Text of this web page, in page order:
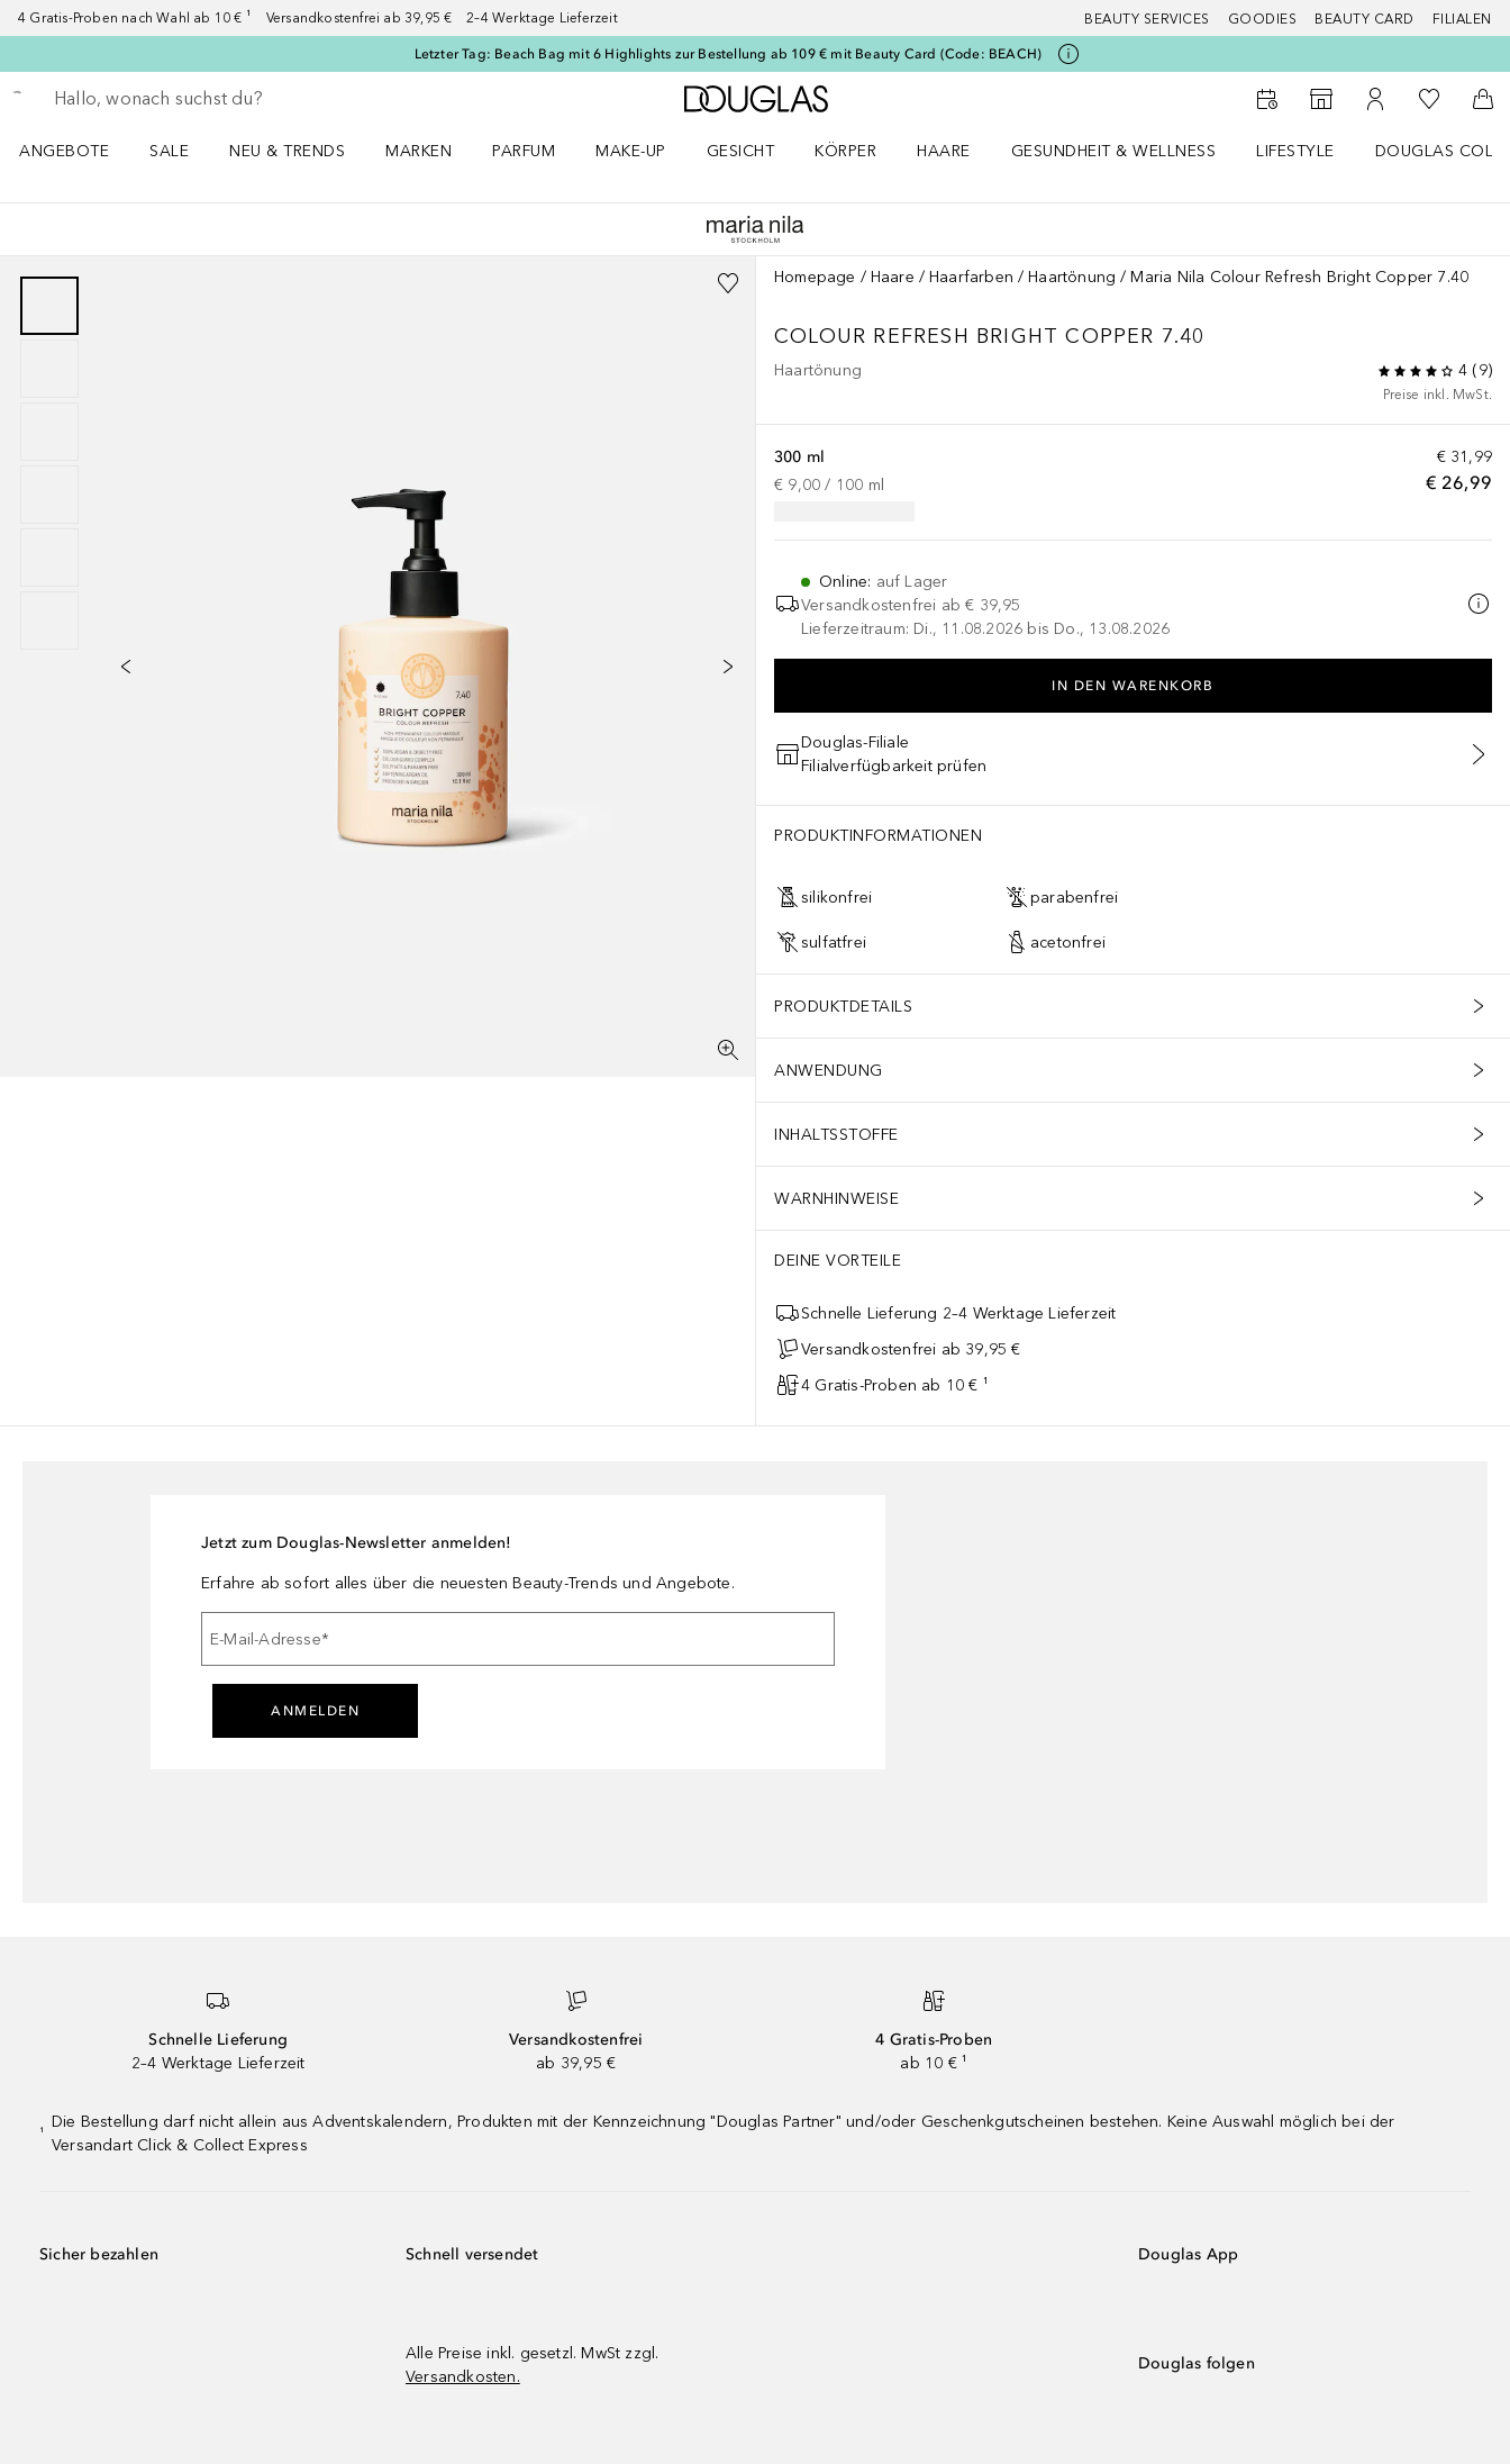
4 Gratis-Proben nach Wahl ab 10 € ¹ Versandkostenfrei ab 39,95 € 2–4 Werktage Lieferzeit BEAUTY SERVICES GOODIES BEAUTY CARD FILIALEN
Letzter Tag: Beach Bag mit 6 Highlights zur Bestellung ab 109 € mit Beauty Card (Code: BEACH)
Gehe zurück
Suche ausführen
Zur Douglas Startseite
Zum Storefinder
Zu Meinem
Zu Meiner
ANGEBOTE
SALE
NEU & TRENDS
MARKEN
PARFUM
MAKE-UP
GESICHT
KÖRPER
HAARE
GESUNDHEIT & WELLNESS
LIFESTYLE
DOUGLAS
Homepage Haare Haarfarben Haartönung Maria Nila Colour Refresh Bright Copper 7.40
COLOUR REFRESH BRIGHT COPPER 7.40
Haartönung 4 (9)
Preise inkl. MwSt.
€ 31,99
€ 26,99
300 ml
€ 9,00 / 100 ml
Online: auf Lager
Versandkostenfrei ab € 39,95
Lieferzeitraum: Di., 11.08.2026 bis Do., 13.08.2026
IN DEN WARENKORB
Douglas-Filiale
Filialverfügbarkeit prüfen
PRODUKTINFORMATIONEN
silikonfrei parabenfrei
sulfatfrei acetonfrei
PRODUKTDETAILS
ANWENDUNG
INHALTSSTOFFE
WARNHINWEISE
DEINE VORTEILE
Schnelle Lieferung 2–4 Werktage Lieferzeit
Versandkostenfrei ab 39,95 €
4 Gratis-Proben ab 10 € ¹
Jetzt zum Douglas-Newsletter anmelden!
Erfahre ab sofort alles über die neuesten Beauty-Trends und Angebote.
E-Mail-Adresse*
ANMELDEN
Schnelle Lieferung
2–4 Werktage Lieferzeit
Versandkostenfrei
ab 39,95 €
4 Gratis-Proben
ab 10 € ¹
¹
Die Bestellung darf nicht allein aus Adventskalendern, Produkten mit der Kennzeichnung "Douglas Partner" und/oder Geschenkgutscheinen bestehen. Keine Auswahl möglich bei der
Versandart Click & Collect Express
Sicher bezahlen Schnell versendet
Alle Preise inkl. gesetzl. MwSt zzgl.
Versandkosten.
Douglas App
Douglas folgen